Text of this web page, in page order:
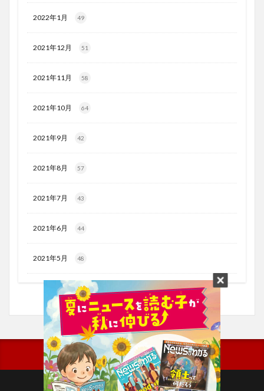
2022年1月 49
2021年12月 51
2021年11月 58
2021年10月 64
2021年9月 42
2021年8月 57
2021年7月 43
2021年6月 44
2021年5月 48